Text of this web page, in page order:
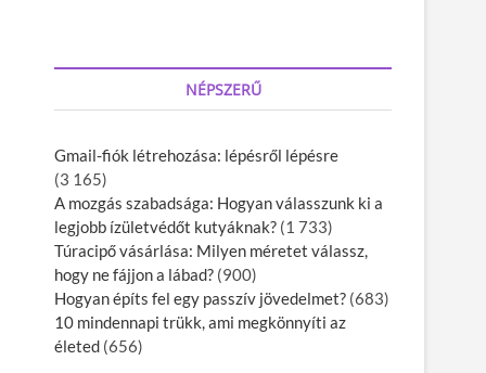
NÉPSZERŰ
Gmail-fiók létrehozása: lépésről lépésre
(3 165)
A mozgás szabadsága: Hogyan válasszunk ki a
legjobb ízületvédőt kutyáknak? (1 733)
Túracipő vásárlása: Milyen méretet válassz,
hogy ne fájjon a lábad? (900)
Hogyan építs fel egy passzív jövedelmet? (683)
10 mindennapi trükk, ami megkönnyíti az
életed (656)